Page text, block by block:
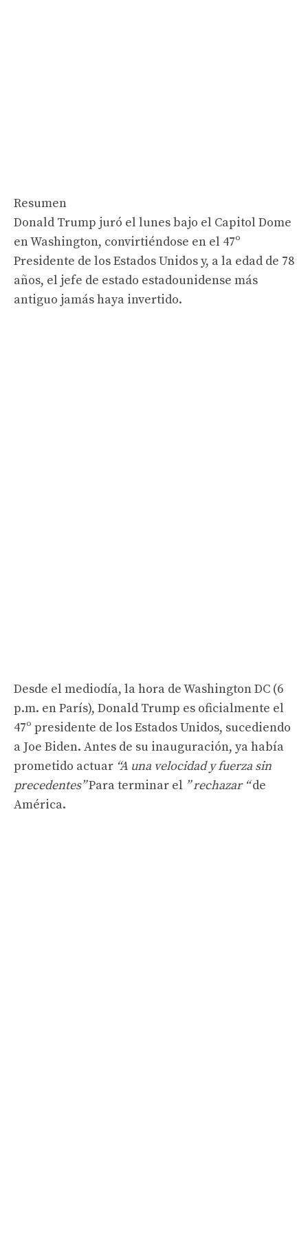
Resumen
Donald Trump juró el lunes bajo el Capitol Dome
en Washington, convirtiéndose en el 47º
Presidente de los Estados Unidos y, a la edad de 78
años, el jefe de estado estadounidense más
antiguo jamás haya invertido.
Desde el mediodía, la hora de Washington DC (6
p.m. en París), Donald Trump es oficialmente el
47º presidente de los Estados Unidos, sucediendo
a Joe Biden. Antes de su inauguración, ya había
prometido actuar “A una velocidad y fuerza sin
precedentes”Para terminar el ” rechazar “de
América.